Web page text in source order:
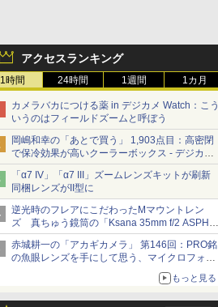
アクセスランキング
1時間 24時間 1週間 1カ月
カメラバカにつける薬 in デジカメ Watch：こう
いうのはフィールドズームと呼ぼう
岡嶋和幸の「あとで買う」 1,903点目：高密閉
で保冷効果が高いクーラーボックス - デジカメ
Watch
「α7 IV」「α7 III」ズームレンズキットが刷新
同梱レンズがII型に
逆光時のフレアにこだわったMマウントレン
ズ 真ちゅう鏡筒の「Ksana 35mm f/2 ASPH.
シルバークローム」
赤城耕一の「アカギカメラ」 第146回：PRO銘
の魚眼レンズを手にして思う、マイクロフォー
もっと見る